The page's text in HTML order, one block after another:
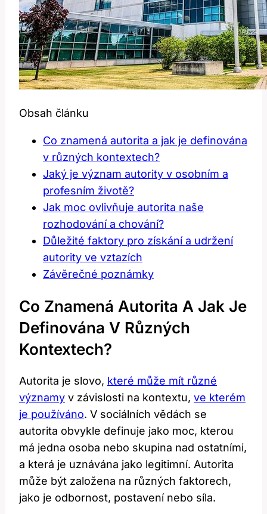
Obsah článku
Co znamená autorita a jak je definována
v různých kontextech?
Jaký je význam autority v osobním a
profesním životě?
Jak moc ovlivňuje autorita naše
rozhodování a chování?
Důležité faktory pro získání a udržení
autority ve vztazích
Závěrečné poznámky
Co Znamená Autorita A Jak Je
Definována V Různých
Kontextech?
Autorita je slovo, které může mít různé
významy v závislosti na kontextu, ve kterém
je používáno. V sociálních vědách se
autorita obvykle definuje jako moc, kterou
má jedna osoba nebo skupina nad ostatními,
a která je uznávána jako legitimní. Autorita
může být založena na různých faktorech,
jako je odbornost, postavení nebo síla.